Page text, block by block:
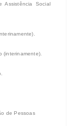
Assistência Social
(interinamente).
de Pessoas